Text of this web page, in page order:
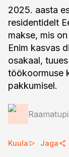
2025. aasta
residentidelt
makse, mis
Enim kasvas
osakaal,
töökoormuse
pakkumisel.
Kuula Jaga